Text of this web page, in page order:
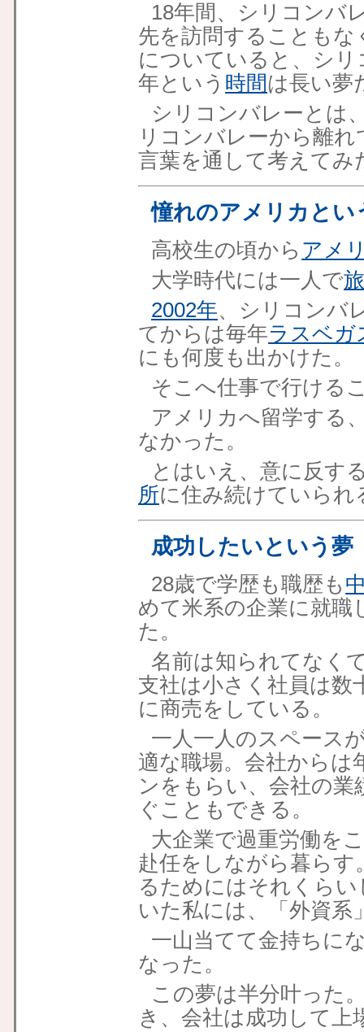
18年間、シリコンバ
先を訪問することもな
についていると、シ
年という 時間は長い夢
シリコンバレーとは
リコンバレーから離
言葉を通して考えてみ
憧れのアメリカとい
高校生の頃から アメ
大学時代には一人で
2002年、シリコンバ
てからは毎年ラスベガ
にも何度も出かけた。
そこへ仕事で行ける
アメリカへ留学する
なかった。
とはいえ、意に反す
所に住み続けていられ
成功したいという夢
28歳で学歴も職歴も
めて米系の企業に就
た。
名前は知られてなく
支社は小さく社員は数
に商売をしている。
一人一人のスペース
適な職場。会社から
ンをもらい、会社の
ぐこともできる。
大企業で過重労働を
赴任をしながら暮らす
るためにはそれくら
いた私には、「外資系
一山当てて金持ちに
なった。
この夢は半分叶った
き、会社は成功して上